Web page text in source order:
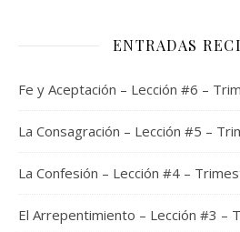
ENTRADAS
Fe y Aceptación – Lección #6 –
La Consagración – Lección #5 –
La Confesión – Lección #4 –
El Arrepentimiento – Lección #3 –